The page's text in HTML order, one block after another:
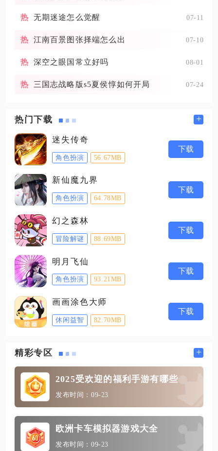
无期迷途怎么觉醒 07-11
江南百景图张择端怎么出 07-10
深空之眼国常立好吗 08-01
三国志战略版s5夏侯惇如何开局 07-24
热门下载 +
迷失传奇
角色扮演 56.67MB
下载
新仙魔九界
角色扮演 64.78MB
下载
幻之森林
冒险解谜 88.69MB
下载
明月飞仙
角色扮演 93.21MB
下载
画画涂色大师
休闲益智 82.70MB
下载
精彩专区 +
2025受欢迎的福利手游有哪些
发布时间：09-23
欧洲卡车模拟器游戏大全
发布时间：09-23